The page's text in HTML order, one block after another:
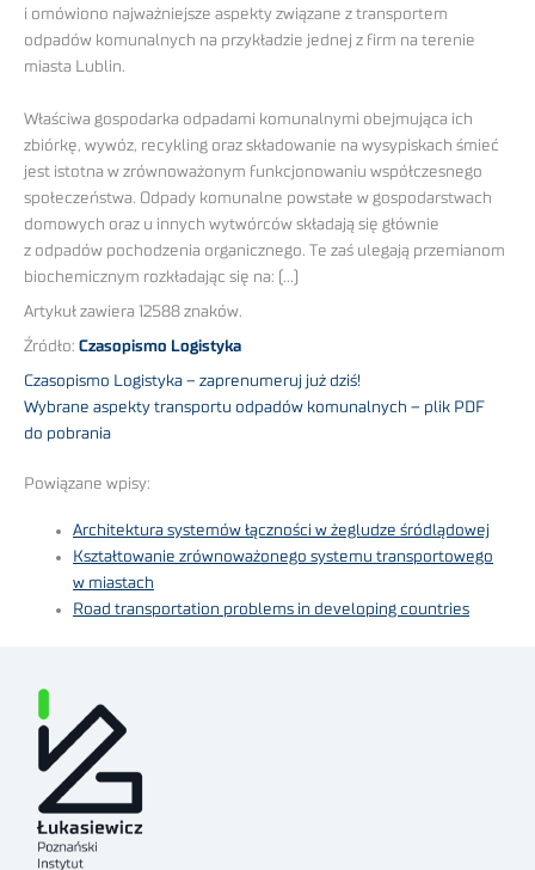
i omówiono najważniejsze aspekty związane z transportem
odpadów komunalnych na przykładzie jednej z firm na terenie
miasta Lublin.
Właściwa gospodarka odpadami komunalnymi obejmująca ich
zbiórkę, wywóz, recykling oraz składowanie na wysypiskach śmieć
jest istotna w zrównoważonym funkcjonowaniu współczesnego
społeczeństwa. Odpady komunalne powstałe w gospodarstwach
domowych oraz u innych wytwórców składają się głównie
z odpadów pochodzenia organicznego. Te zaś ulegają przemianom
biochemicznym rozkładając się na: (…)
Artykuł zawiera 12588 znaków.
Źródło: Czasopismo Logistyka
Czasopismo Logistyka – zaprenumeruj już dziś!
Wybrane aspekty transportu odpadów komunalnych – plik PDF
do pobrania
Powiązane wpisy:
Architektura systemów łączności w żegludze śródlądowej
Kształtowanie zrównoważonego systemu transportowego
w miastach
Road transportation problems in developing countries